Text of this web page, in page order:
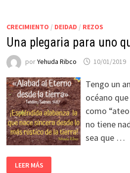
CRECIMIENTO / DEIDAD / REZOS
Una plegaria para uno
porYehuda Ribco 10/01/2019
Tengo un
océano
como
no tiene
sea que …
LEER MÁS